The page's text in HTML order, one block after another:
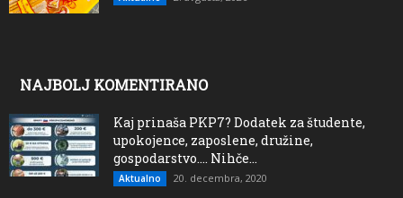
NAJBOLJ KOMENTIRANO
Kaj prinaša PKP7? Dodatek za študente,
upokojence, zaposlene, družine,
gospodarstvo…. Nihče...
Aktualno 20. decembra, 2020